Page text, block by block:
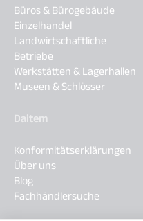
Büros & Bürogebäude
Einzelhandel
Landwirtschaftliche
Betriebe
Werkstätten & Lagerhallen
Museen & Schlösser
Daitem
Konformitätserklärungen
Über uns
Blog
Fachhändlersuche